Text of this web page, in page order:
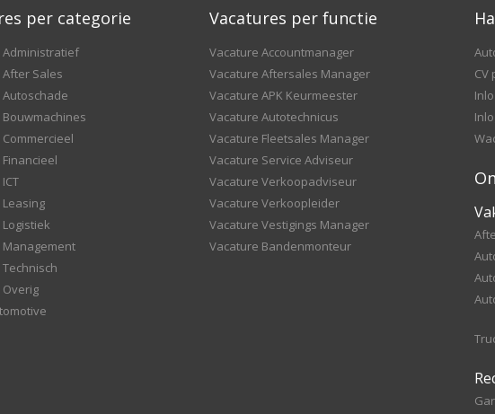
per categorie
Sales
Vacatures per functie
Vacature Accountmanager
Vacature Aftersales Manager
Vacature APK Keurmeester
Vacature Autotechnicus
Vacature Fleetsales Manager
Vacature Service Adviseur
Vacature Verkoopadviseur
Vacature Verkoopleider
Vacature Vestigings Manager
Vacature Bandenmonteur
CV